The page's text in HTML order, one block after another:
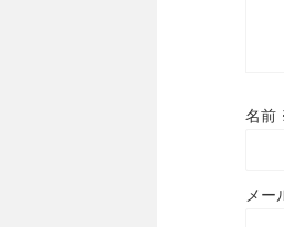
名前
メー